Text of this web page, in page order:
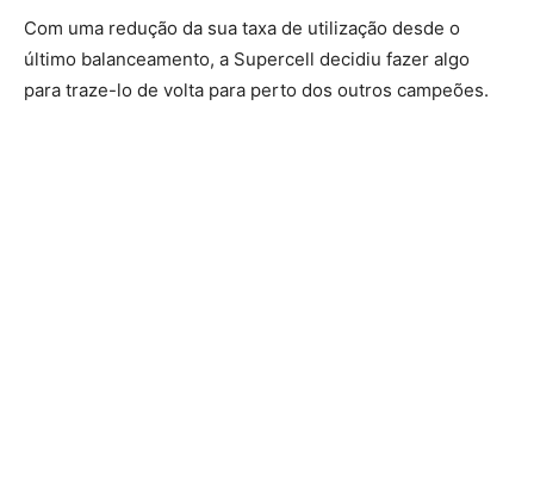
Com uma redução da sua taxa de utilização desde o
último balanceamento, a Supercell decidiu fazer algo
para traze-lo de volta para perto dos outros campeões.